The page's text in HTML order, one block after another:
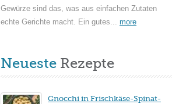
Gewürze sind das, was aus einfachen Zutaten
echte Gerichte macht. Ein gutes... more
Neueste Rezepte
Gnocchi in Frischkäse-Spinat-